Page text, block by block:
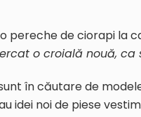
pereche de ciorapi la
o croială nouă, ca
în căutare de
idei noi de piese